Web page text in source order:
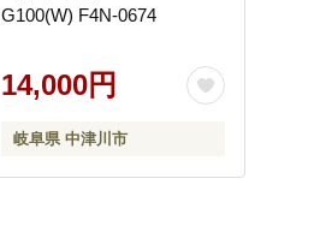
G100(W) F4N-0674
14,000円
岐阜県 中津川市